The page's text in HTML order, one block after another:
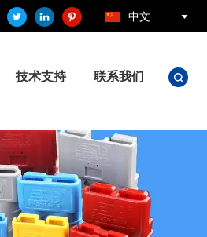
中文
技术支持 联系我们